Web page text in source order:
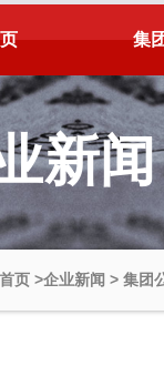
集
新闻
页 >企业新闻 > 集团